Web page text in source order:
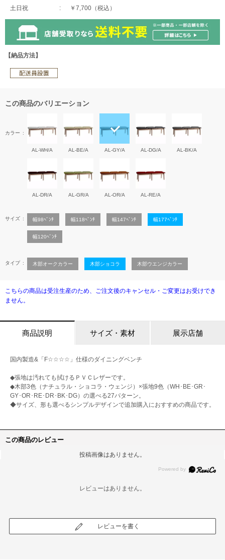
土日祝
￥7,700（税込）
【納品方法】
この商品のバリエーション
カラー
AL-WH/A AL-BE/A AL-GY/A AL-DG/A AL-BK/A
AL-DR/A AL-GR/A AL-OR/A AL-RE/A
サイズ 幅98ﾍﾞﾝﾁ 幅118ﾍﾞﾝﾁ 幅147ﾍﾞﾝﾁ 幅177ﾍﾞﾝﾁ
幅120ﾍﾞﾝﾁ
タイプ 木部オークカラー 木部ショコラ 木部ウエンジカラー
こちらの商品は受注生産のため、ご注文後のキャンセル・ご変更はお受けでき
ません。
商品説明 サイズ・素材 展示店舗
国内製造&「F☆☆☆☆」仕様のダイニングベンチ
◆張地は汚れても拭けるＰＶＣレザーです。
◆木部3色（ナチュラル・ショコラ・ウェンジ）×張地9色（WH･BE･GR･
GY･OR･RE･DR･BK･DG）の選べる27パターン。
◆サイズ、形も選べるシンプルデザインで追加購入におすすめの商品です。
この商品のレビュー
投稿画像はありません。
レビューはありません。
レビューを書く